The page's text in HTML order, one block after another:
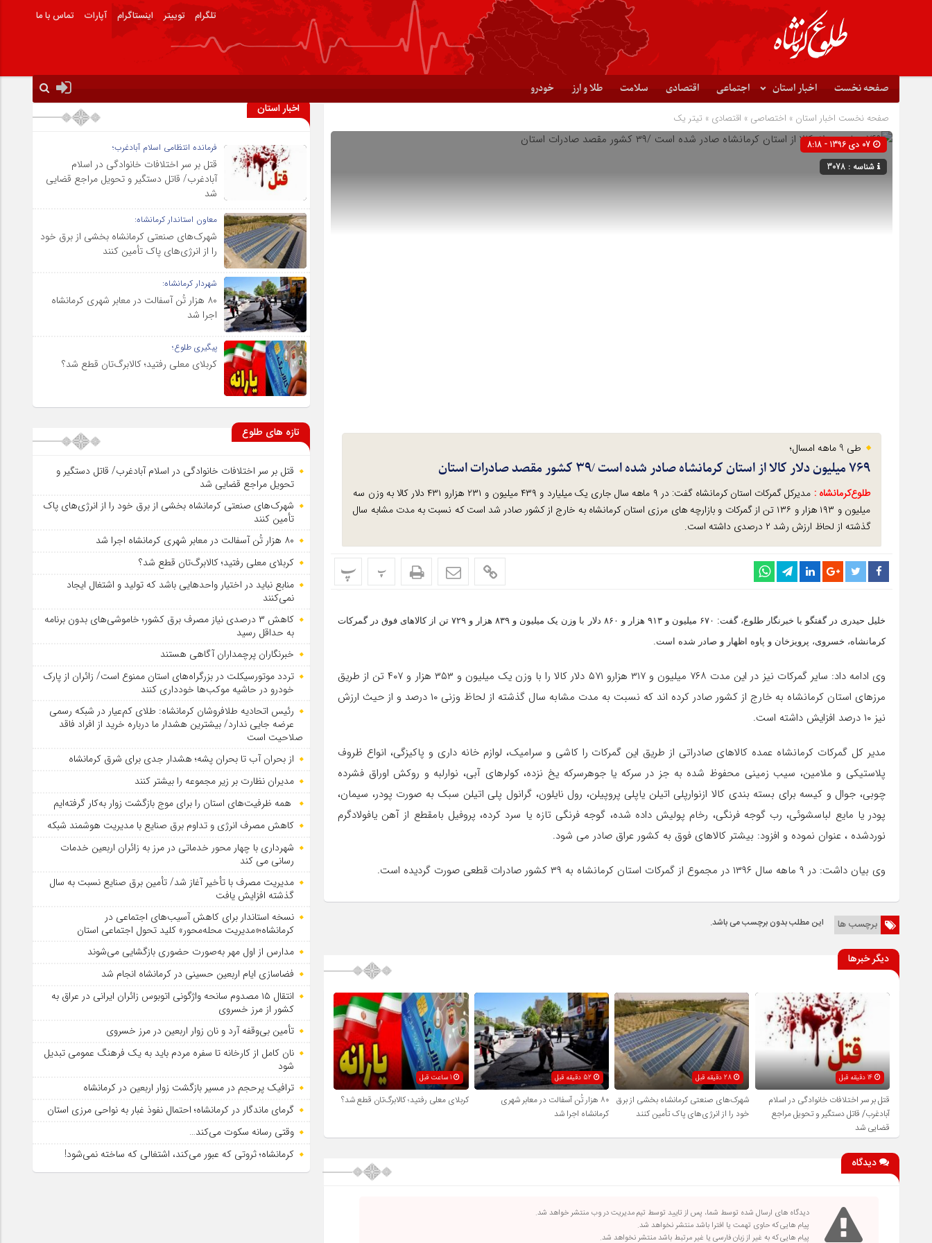
تلگرام توییتر اینستاگرام آپارات تماس با ما
صفحه نخست اخبار استان اجتماعی اقتصادی سلامت طلا و ارز خودرو
صفحه نخست اخبار استان » اختصاصی » اقتصادی » تیتر یک
شناسه : 3078
طی 9 ماهه امسال؛
۷۶۹ میلیون دلار کالا از استان کرمانشاه صادر شده است /۳۹ کشور مقصد صادرات استان
طلوع‌‌کرمانشاه :
مدیرکل گمرکات استان کرمانشاه گفت: در ۹ ماهه سال جاری یک میلیارد و ۴۳۹ میلیون و ۲۳۱ هزارو ۴۳۱ دلار کالا به وزن سه
میلیون و ۱۹۳ هزار و ۱۳۶ تن از گمرکات و بازارچه های مرزی استان کرمانشاه به خارج از کشور صادر شد است که نسبت به مدت مشابه سال
گذشته از لحاظ ارزش رشد ۲ درصدی داشته است.
پ پ
خلیل حیدری در گفتگو با خبرنگار طلوع، گفت: ۶۷۰ میلیون و ۹۱۳ هزار و ۸۶۰ دلار با وزن یک میلیون و ۸۳۹ هزار و ۷۲۹ تن از کالاهای فوق در گمرکات
کرمانشاه، خسروی، پرویزخان و پاوه اظهار و صادر شده است.
وی ادامه داد: سایر گمرکات نیز در این مدت ۷۶۸ میلیون و ۳۱۷ هزارو ۵۷۱ دلار کالا را با وزن یک میلیون و ۳۵۳ هزار و ۴۰۷ تن از طریق
مرزهای استان کرمانشاه به خارج از کشور صادر کرده اند که نسبت به مدت مشابه سال گذشته از لحاظ وزنی ۱۰ درصد و از حیث ارزش
نیز ۱۰ درصد افزایش داشته است.
مدیر کل گمرکات کرمانشاه عمده کالاهای صادراتی از طریق این گمرکات را کاشی و سرامیک، لوازم خانه داری و پاکیزگی، انواع ظروف
پلاستیکی و ملامین، سیب زمینی محفوظ شده به جز در سرکه یا جوهرسرکه یخ نزده، کولرهای آبی، نوارلبه و روکش اوراق فشرده
چوبی، جوال و کیسه برای بسته بندی کالا ازنوارپلی اتیلن یاپلی پروپیلن، رول نایلون، گرانول پلی اتیلن سبک به صورت پودر، سیمان،
پودر یا مایع لباسشوئی، رب گوجه فرنگی، رخام پولیش داده شده، گوجه فرنگی تازه یا سرد کرده، پروفیل بامقطع از آهن یافولادگرم
نوردشده ، عنوان نموده و افزود: بیشتر کالاهای فوق به کشور عراق صادر می شود.
وی بیان داشت: در ۹ ماهه سال ۱۳۹۶ در مجموع از گمرکات استان کرمانشاه به ۳۹ کشور صادرات قطعی صورت گردیده است.
برچسب ها این مطلب بدون برچسب می باشد.
دیگر خبرها
14 دقیقه قبل
قتل بر سر اختلافات خانوادگی در اسلام
آبادغرب/ قاتل دستگیر و تحویل مراجع
قضایی شد
28 دقیقه قبل
شهرک‌های صنعتی کرمانشاه بخشی از برق
خود را از انرژی‌های پاک تأمین کنند
52 دقیقه قبل
۸۰ هزار تُن آسفالت در معابر شهری
کرمانشاه اجرا شد
1 ساعت قبل
کربلای معلی رفتید؛ کالابرگ‌تان قطع شد؟
دیدگاه
دیدگاه های ارسال شده توسط شما، پس از تایید توسط تیم مدیریت در وب منتشر خواهد شد.
پیام هایی که حاوی تهمت یا افترا باشد منتشر نخواهد شد.
پیام هایی که به غیر از زبان فارسی یا غیر مرتبط باشد منتشر نخواهد شد.
اخبار استان
فرمانده انتظامی اسلام آبادغرب؛
قتل بر سر اختلافات خانوادگی در اسلام
آبادغرب/ قاتل دستگیر و تحویل مراجع قضایی
شد
معاون استاندار کرمانشاه:
شهرک‌های صنعتی کرمانشاه بخشی از برق خود
را از انرژی‌های پاک تأمین کنند
شهردار کرمانشاه:
۸۰ هزار تُن آسفالت در معابر شهری کرمانشاه
اجرا شد
پیگیری طلوع؛
کربلای معلی رفتید؛ کالابرگ‌تان قطع شد؟
تازه های طلوع
قتل بر سر اختلافات خانوادگی در اسلام آبادغرب/ قاتل دستگیر و
تحویل مراجع قضایی شد
شهرک‌های صنعتی کرمانشاه بخشی از برق خود را از انرژی‌های پاک
تأمین کنند
۸۰ هزار تُن آسفالت در معابر شهری کرمانشاه اجرا شد
کربلای معلی رفتید؛ کالابرگ‌تان قطع شد؟
منابع نباید در اختیار واحدهایی باشد که تولید و اشتغال ایجاد
نمی‌کنند
کاهش ۳ درصدی نیاز مصرف برق کشور؛ خاموشی‌های بدون برنامه
به حداقل رسید
خبرنگاران پرچمداران آگاهی هستند
تردد موتورسیکلت در بزرگراه‌های استان ممنوع است/ زائران از پارک
خودرو در حاشیه موکب‌ها خودداری کنند
رئیس اتحادیه طلافروشان کرمانشاه: طلای کم‌عیار در شبکه رسمی
عرضه جایی ندارد/ بیشترین هشدار ما درباره خرید از افراد فاقد
صلاحیت است
از بحران آب تا بحران پشه؛ هشدار جدی برای شرق کرمانشاه
مدیران نظارت بر زیر مجموعه را بیشتر کنند
همه ظرفیت‌های استان را برای موج بازگشت زوار به‌کار گرفته‌ایم
کاهش مصرف انرژی و تداوم برق صنایع با مدیریت هوشمند شبکه
شهرداری با چهار محور خدماتی در مرز به زائران اربعین خدمات
رسانی می کند
مدیریت مصرف با تأخیر آغاز شد/ تأمین برق صنایع نسبت به سال
گذشته افزایش یافت
نسخه استاندار برای کاهش آسیب‌های اجتماعی در
کرمانشاه؛«مدیریت محله‌محور» کلید تحول اجتماعی استان
مدارس از اول مهر به‌صورت حضوری بازگشایی می‌شوند
فضاسازی ایام اربعین حسینی در کرمانشاه انجام شد
انتقال ۱۵ مصدوم سانحه واژگونی اتوبوس زائران ایرانی در عراق به
کشور از مرز خسروی
تأمین بی‌وقفه آرد و نان زوار اربعین در مرز خسروی
نان کامل از کارخانه تا سفره مردم باید به یک فرهنگ عمومی تبدیل
شود
ترافیک پرحجم در مسیر بازگشت زوار اربعین در کرمانشاه
گرمای ماندگار در کرمانشاه؛ احتمال نفوذ غبار به نواحی مرزی استان
وقتی رسانه سکوت می‌کند…
کرمانشاه؛ ثروتی که عبور می‌کند، اشتغالی که ساخته نمی‌شود!